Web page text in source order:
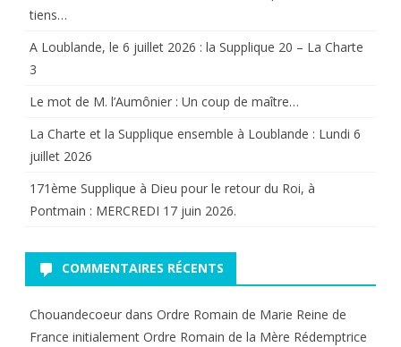
tiens…
A Loublande, le 6 juillet 2026 : la Supplique 20 – La Charte
3
Le mot de M. l’Aumônier : Un coup de maître…
La Charte et la Supplique ensemble à Loublande : Lundi 6
juillet 2026
171ème Supplique à Dieu pour le retour du Roi, à
Pontmain : MERCREDI 17 juin 2026.
COMMENTAIRES RÉCENTS
Chouandecoeur dans Ordre Romain de Marie Reine de
France initialement Ordre Romain de la Mère Rédemptrice